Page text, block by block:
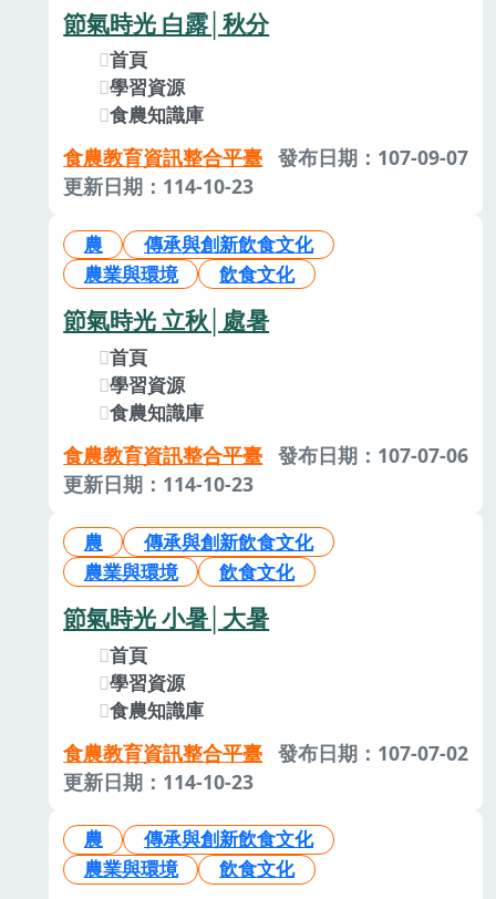
節氣時光 白露│秋分
首頁
學習資源
食農知識庫
食農教育資訊整合平臺 發布日期：107-09-07
更新日期：114-10-23
農
傳承與創新飲食文化
農業與環境
飲食文化
節氣時光 立秋│處暑
首頁
學習資源
食農知識庫
食農教育資訊整合平臺 發布日期：107-07-06
更新日期：114-10-23
農
傳承與創新飲食文化
農業與環境
飲食文化
節氣時光 小暑│大暑
首頁
學習資源
食農知識庫
食農教育資訊整合平臺 發布日期：107-07-02
更新日期：114-10-23
農
傳承與創新飲食文化
農業與環境
飲食文化